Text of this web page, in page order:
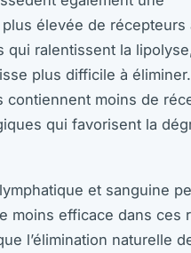
élevée de récepteurs
qui ralentissent la
plus difficile à
contiennent moins de
qui favorisent la
et sanguine
moins efficace dans ces
l’élimination naturelle